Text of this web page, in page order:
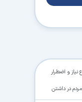
و اضطرار
در داشتن